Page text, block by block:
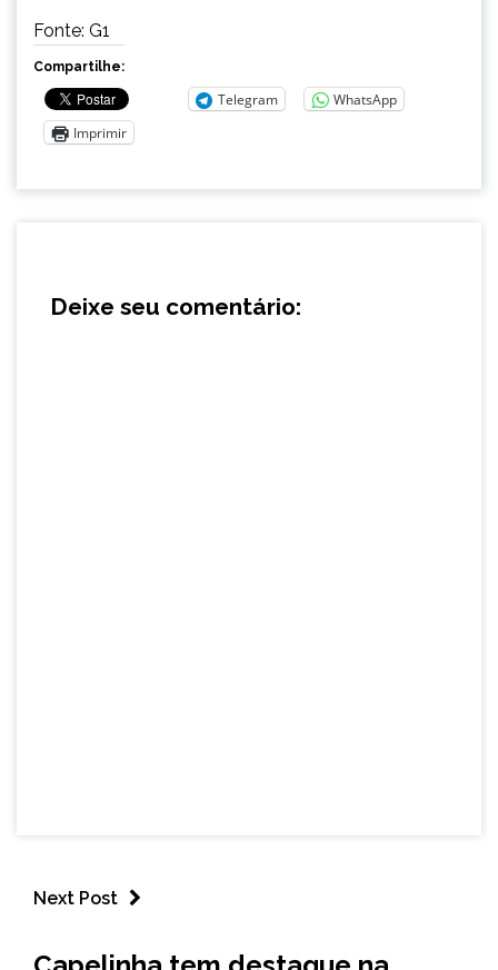
Fonte: G1
Compartilhe:
Telegram
WhatsApp
Imprimir
Deixe seu comentário:
Next Post